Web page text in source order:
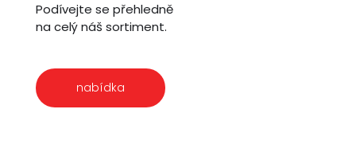
Podívejte se přehledně
na celý náš sortiment.
nabídka